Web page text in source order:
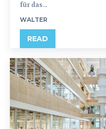
für das...
WALTER
READ